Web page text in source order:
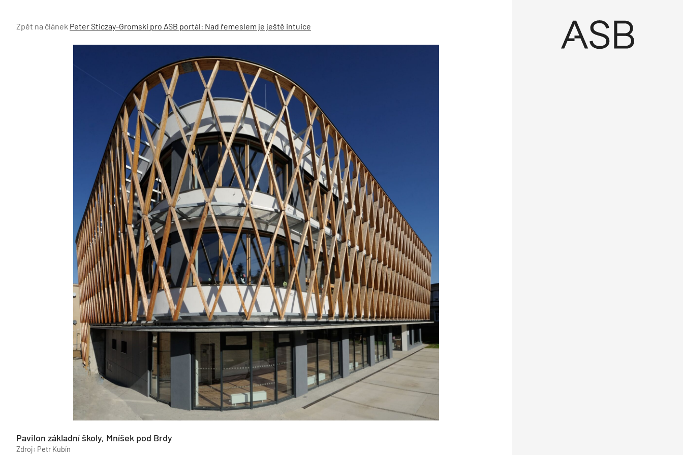
Zpět na článek Peter Sticzay-Gromski pro ASB portál: Nad řemeslem je ještě intuice
Pavilon základní školy, Mníšek pod Brdy
Zdroj: Petr Kubín